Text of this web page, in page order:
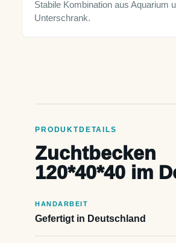
Stabile Kombination aus Aquarium
Unterschrank.
PRODUKTDETAILS
Zuchtbecken
120*40*40 im
HANDARBEIT
Gefertigt in Deutschland